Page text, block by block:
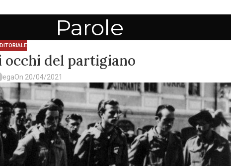
Parole
occhi del partigiano
egaOn 20/04/2021